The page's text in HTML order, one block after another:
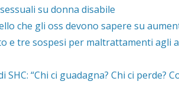
su donna disabile
che gli oss devono sapere su
e tre sospesi per maltrattamenti agli
SHC: “Chi ci guadagna? Chi ci perde?